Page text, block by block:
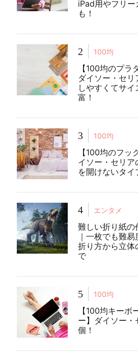
iPad用やフリー
も！
2 100均
【100均のプラ
ダイソー・セリ
しやすくてサイ
富！
3 100均
【100均のフッ
イソー・セリア
を開けないタイ
4 エンタメ
難しい折り紙の
｜一枚でも難
折り方から立体
で
5 100均
【100均キーボ
ー】ダイソー・
個！